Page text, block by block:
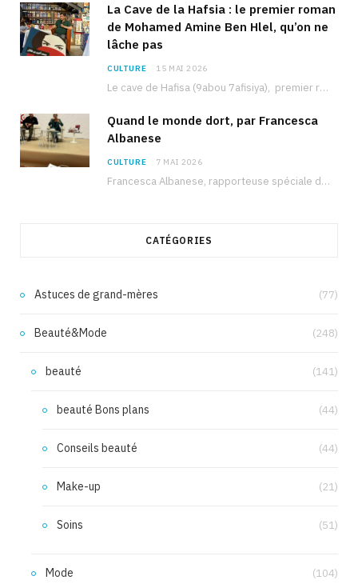
La Cave de la Hafsia : le premier roman
de Mohamed Amine Ben Hlel, qu’on ne
lâche pas
CULTURE 15 MAI 2026
Le cave de Hafisa (9abou 7afisiya), premier roman du journaliste tunisien Mohamed Amine Ben Hlel,…
Quand le monde dort, par Francesca
Albanese
CULTURE 7 MAI 2026
Francesca Albanese, rapporteuse spéciale de l’ONU sur les territoires palestiniens occupés, était à Tunis pour…
CATÉGORIES
Astuces de grand-mères (77)
Beauté&Mode (248)
beauté (141)
beauté Bons plans (44)
Conseils beauté (44)
Make-up (21)
Soins (51)
Mode (104)